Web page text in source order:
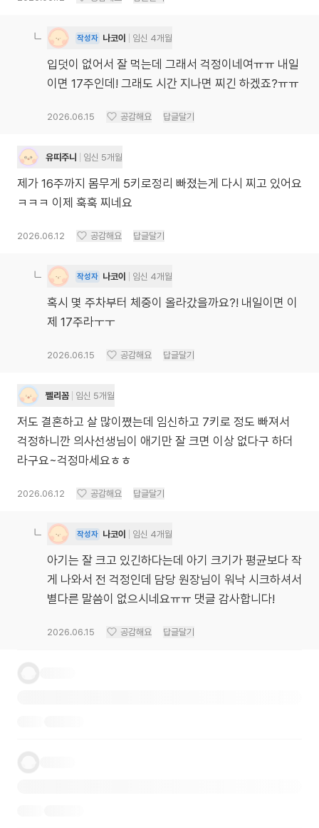
작성자 나코이 임신 4개월
입덧이 없어서 잘 먹는데 그래서 걱정이네여ㅠㅠ 내일
이면 17주인데! 그래도 시간 지나면 찌긴 하겠죠?ㅠㅠ
2026.06.15 공감해요 답글달기
유띠주니 임신 5개월
제가 16주까지 몸무게 5키로정리 빠졌는게 다시 찌고 있어요
ㅋㅋㅋ 이제 훅훅 찌네요
2026.06.12 공감해요 답글달기
작성자 나코이 임신 4개월
혹시 몇 주차부터 체중이 올라갔을까요?! 내일이면 이
제 17주라ㅜㅜ
2026.06.15 공감해요 답글달기
쩰리꼼 임신 5개월
저도 결혼하고 살 많이쪘는데 임신하고 7키로 정도 빠져서
걱정하니깐 의사선생님이 애기만 잘 크면 이상 없다구 하더
라구요~걱정마세요ㅎㅎ
2026.06.12 공감해요 답글달기
작성자 나코이 임신 4개월
아기는 잘 크고 있긴하다는데 아기 크기가 평균보다 작
게 나와서 전 걱정인데 담당 원장님이 워낙 시크하셔서
별다른 말씀이 없으시네요ㅠㅠ 댓글 감사합니다!
2026.06.15 공감해요 답글달기